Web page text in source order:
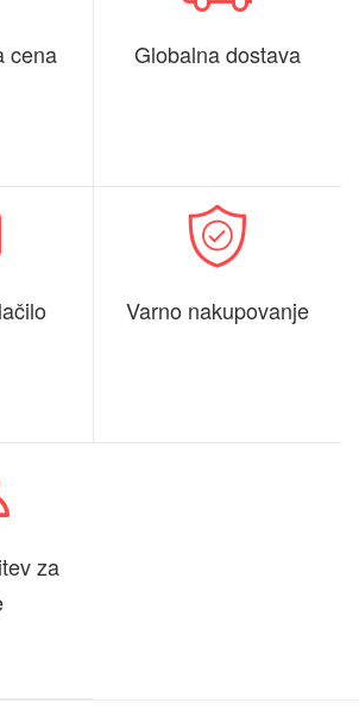
cena Globalna dostava
Varno nakupovanje
za